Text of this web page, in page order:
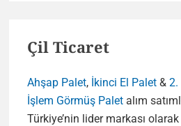
Çil Ticaret
Ahşap Palet, İkinci El Palet & 2.
İşlem Görmüş Palet alım
Türkiye’nin lider markası